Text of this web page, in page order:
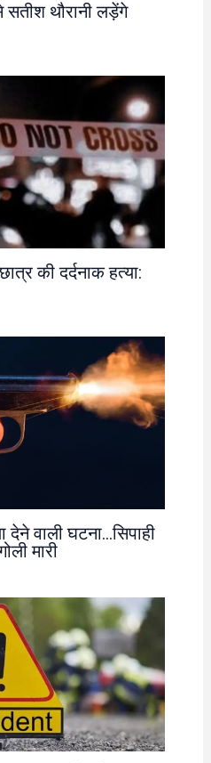
थौरानी लड़ेंगे
की दर्दनाक हत्या:
वाली घटना…सिपाही
मारी